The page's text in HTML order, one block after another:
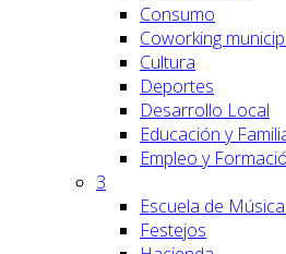
Consumo
Coworking
Cultura
Deportes
Desarrollo Local
Educación y
Empleo y
3
Escuela de
Festejos